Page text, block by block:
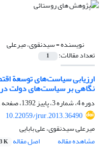
نویسنده =سیدنقوی، میرعلی
تعداد مقالات: 1
ارزیابی سیاست‌های توسعة
نگاهی بر سیاست‌های دولت در
دوره 4، شماره 3، پاییز 1392، صفحه
10.22059/jrur.2013.36490
میرعلی سیدنقوی، علی بابایی
مشاهده مقاله
اصل مقاله K